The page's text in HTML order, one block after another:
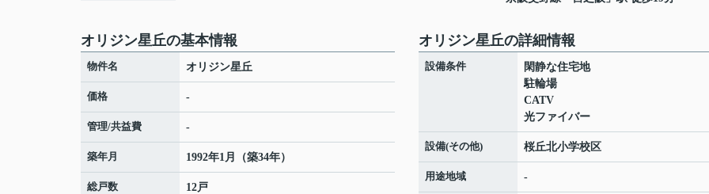
オリジン星丘の基本情報
物件名 オリジン星丘
価格 -
管理/共益費 -
築年月 1992年1月（築34年）
総戸数 12戸
オリジン星丘の詳細情報
設備条件
閑静な住宅地
駐輪場
CATV
光ファイバー
設備(その他) 桜丘北小学校区
用途地域 -